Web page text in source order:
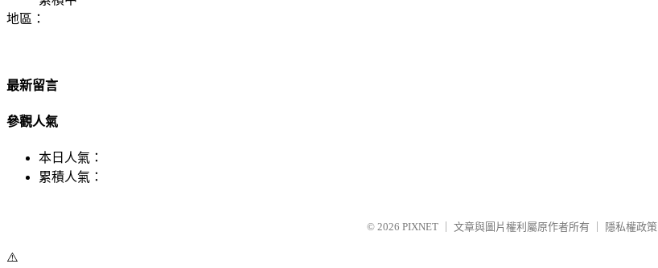
地區：
最新留言
參觀人氣
本日人氣：
累積人氣：
© 2026 PIXNET 文章與圖片權利屬原作者所有 隱私權政策
⚠️